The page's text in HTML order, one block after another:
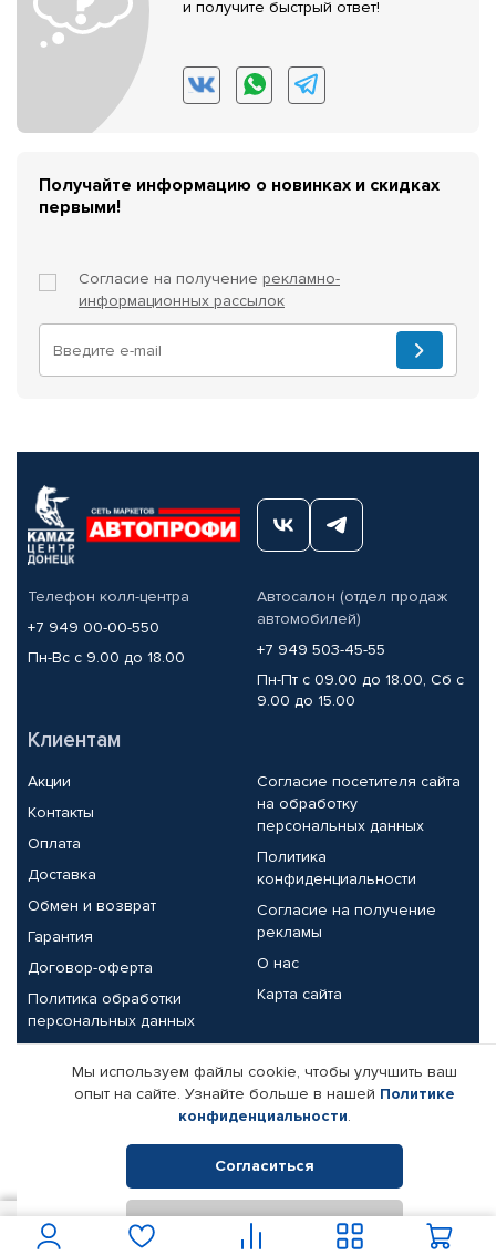
и получите быстрый ответ!
Получайте информацию о новинках и скидках
первыми!
Согласие на получение рекламно-
информационных рассылок
Телефон колл-центра
+7 949 00-00-550
Пн-Вс с 9.00 до 18.00
Автосалон (отдел продаж
автомобилей)
+7 949 503-45-55
Пн-Пт с 09.00 до 18.00, Сб с
9.00 до 15.00
Клиентам
Акции
Контакты
Оплата
Доставка
Обмен и возврат
Гарантия
Договор-оферта
Политика обработки
персональных данных
Согласие посетителя сайта
на обработку
персональных данных
Политика
конфиденциальности
Согласие на получение
рекламы
О нас
Карта сайта
Партнерам
Корпоративным клиентам
Поставщикам
Реквизиты компании
© КАМАЗ ЦЕНТР ДОНЕЦК, 2015-2026. Все права защищены.
Интернет-магазин автомобильных товаров Автопрофи.
Мы используем файлы cookie, чтобы улучшить ваш
опыт на сайте. Узнайте больше в нашей Политике
конфиденциальности.
Согласиться
Отклонить
В корзину